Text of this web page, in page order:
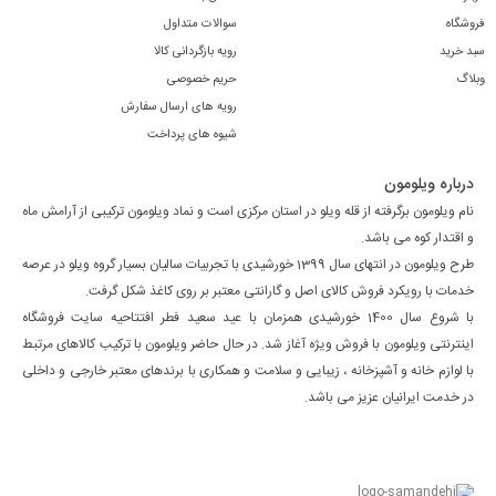
انباشته شدن رسوب بر کف اتو و منافذ خروج بخار کاملا طبیعی و غیر قابل
اجتناب است و شما تنها کسی نیستید که با این مشکل مواجه می‌شوید.
استفاده مکرر از اتو برای اتو کردن لباس ها و و سایر پارچه ها به مرور زمان
سبب ایجاد و انباشته شدن رسوب در کف اتو می‌شود و به همین دلیل این
وسیله نیاز به پاک سازی به طور منظم دارد. استفاده از رسوب‌گیر با کیفیت و
مطمئن سلامت اتو و در نهایت لباستان را تضمین می‌کند. رسوب گیر اتو
بخار مدل TDZ1101 بسته 4 عددی برای تمامی کسانی که از اتوی بخار
استفاده می‌کنند اهمیت بسیاری دارد. این رسوب‌گیر منافذ خروج اتوی‌تان
را باز می‌کند. این کار باعث می‌شود اتوی‌تان مانند روز اول کار کند. با بسته
بودن منافذ، دیگر بخار امکان خارج شدن ندارد. با استفاده از این رسوب‌گیر
لباس‌هایتان با کیفیت بالایی اتو می‌شود. برای از بین بردن رسوب راه‌های
ممکن است استفاده از محلول نامناسب باعث شود بعدها به لباستان آسیبی
فروشگاه
سبد خرید
وبلاگ
سوالات متداول
رویه بازگردانی کالا
حریم خصوصی
رویه های ارسال سفارش
شیوه های پرداخت
درباره ویلومون
نام ویلومون برگرفته از قله ویلو در استان مرکزی است و نماد ویلومون ترکیبی از آرامش ماه
و اقتدار کوه می باشد.
طرح ویلومون در انتهای سال 1399 خورشیدی با تجربیات سالیان بسیار گروه ویلو در عرصه
خدمات با رویکرد فروش کالای اصل و گارانتی معتبر بر روی کاغذ شکل گرفت.
با شروع سال 1400 خورشیدی همزمان با عید سعید فطر افتتاحیه سایت فروشگاه
اینترنتی ویلومون با فروش ویژه آغاز شد. در حال حاضر ویلومون با ترکیب کالاهای مرتبط
با لوازم خانه و آشپزخانه ، زیبایی و سلامت و همکاری با برندهای معتبر خارجی و داخلی
در خدمت ایرانیان عزیز می باشد.